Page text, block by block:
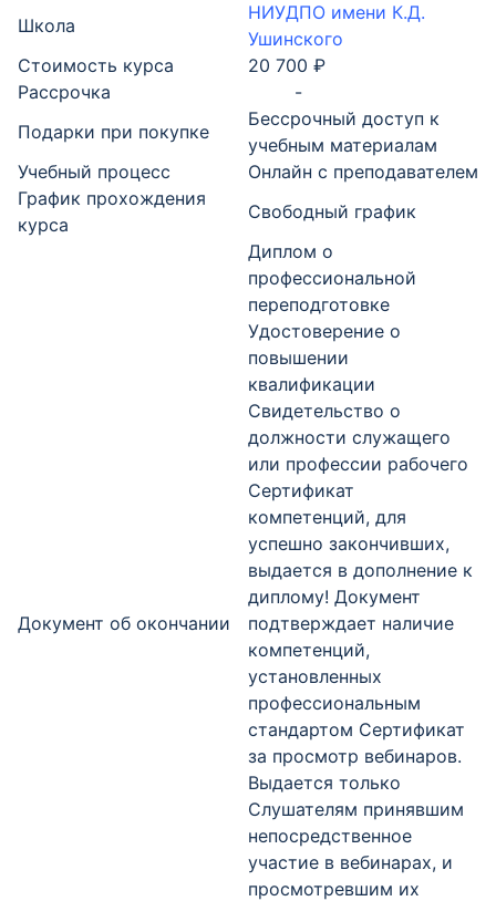
Школа
НИУДПО имени К.Д.
Ушинского
Стоимость курса
20 700 ₽
Рассрочка
-
Подарки при покупке
Бессрочный доступ к
учебным материалам
Учебный процесс
Онлайн с преподавателем
График прохождения
курса
Свободный график
Документ об окончании
Диплом о
профессиональной
переподготовке
Удостоверение о
повышении
квалификации
Свидетельство о
должности служащего
или профессии рабочего
Сертификат
компетенций, для
успешно закончивших,
выдается в дополнение к
диплому! Документ
подтверждает наличие
компетенций,
установленных
профессиональным
стандартом Сертификат
за просмотр вебинаров.
Выдается только
Слушателям принявшим
непосредственное
участие в вебинарах, и
просмотревшим их